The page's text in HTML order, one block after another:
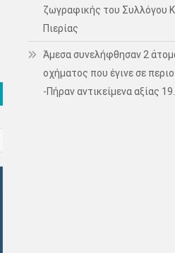
ζωγραφικής του Συλλόγου
Πιερίας
Άμεσα συνελήφθησαν 2
οχήματος που έγινε σε
-Πήραν αντικείμενα αξίας